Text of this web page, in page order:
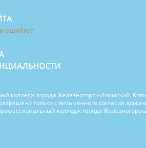
ошибку?
колледж города Железногорск-Илимский.
только с письменного согласия
колледж города